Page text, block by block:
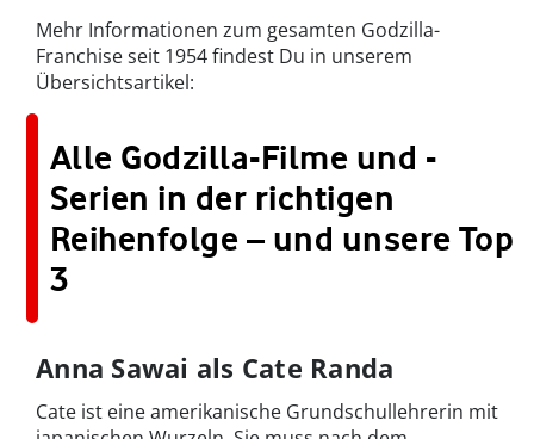
Mehr Informationen zum gesamten Godzilla-
Franchise seit 1954 findest Du in unserem
Übersichtsartikel:
Alle Godzilla-Filme und -
Serien in der richtigen
Reihenfolge – und unsere Top
3
Anna Sawai als Cate Randa
Cate ist eine amerikanische Grundschullehrerin mit